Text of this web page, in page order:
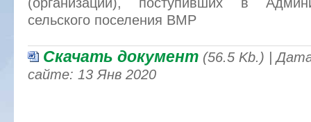
сельского поселения ВМР
Скачать документ (56.5 Kb.) |
сайте: 13 Янв 2020